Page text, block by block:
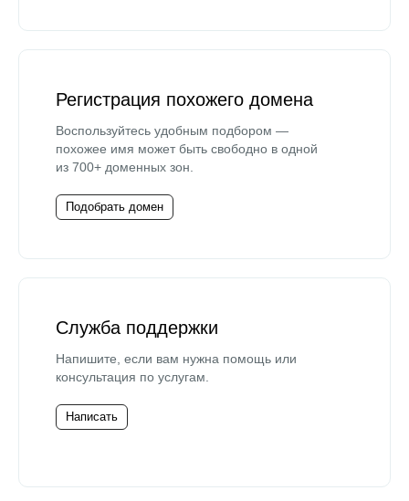
Регистрация похожего домена
Воспользуйтесь удобным подбором —
похожее имя может быть свободно в одной
из 700+ доменных зон.
Подобрать домен
Служба поддержки
Напишите, если вам нужна помощь или
консультация по услугам.
Написать